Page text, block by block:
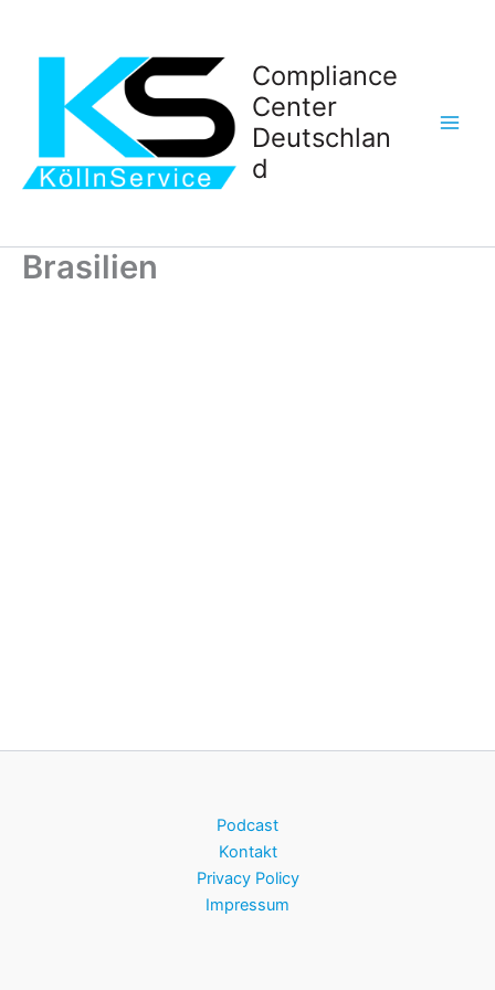
Compliance
Center
Deutschlan
d
Brasilien
Podcast
Kontakt
Privacy Policy
Impressum